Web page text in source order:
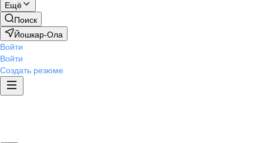
Ещё
Поиск
Йошкар-Ола
Войти
Войти
Создать резюме